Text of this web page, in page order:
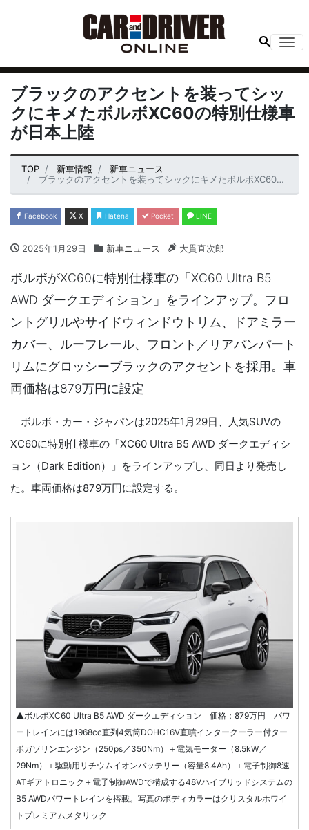
ブラックのアクセントを装ってシッ
クにキメたボルボXC60の特別仕様車
が日本上陸
TOP 新車情報
新車ニュース
ブラックのアクセントを装ってシックにキメたボルボXC60の特別仕様車が日本上陸
Facebook X Hatena Pocket LINE
2025年1月29日 新車ニュース 大貫直次郎
ボルボがXC60に特別仕様車の「XC60 Ultra B5
AWD ダークエディション」をラインアップ。フロ
ントグリルやサイドウィンドウトリム、ドアミラー
カバー、ルーフレール、フロント／リアバンパート
リムにグロッシーブラックのアクセントを採用。車
両価格は879万円に設定
ボルボ・カー・ジャパンは2025年1月29日、人気SUVの
XC60に特別仕様車の「XC60 Ultra B5 AWD ダークエディシ
ョン（Dark Edition）」をラインアップし、同日より発売し
た。車両価格は879万円に設定する。
▲ボルボXC60 Ultra B5 AWD ダークエディション 価格：879万円 パワ
ートレインには1968cc直列4気筒DOHC16V直噴インタークーラー付ター
ボガソリンエンジン（250ps／350Nm）＋電気モーター（8.5kW／
29Nm）＋駆動用リチウムイオンバッテリー（容量8.4Ah）＋電子制御8速
ATギアトロニック＋電子制御AWDで構成する48Vハイブリッドシステムの
B5 AWDパワートレインを搭載。写真のボディカラーはクリスタルホワイ
トプレミアムメタリック